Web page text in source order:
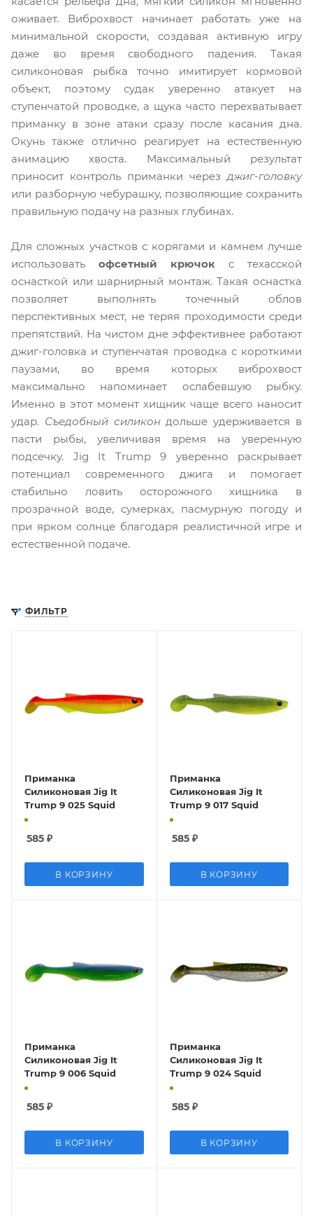
оживает. Виброхвост начинает работать уже на
минимальной скорости, создавая активную игру
даже во время свободного падения. Такая
силиконовая рыбка точно имитирует кормовой
объект, поэтому судак уверенно атакует на
ступенчатой проводке, а щука часто перехватывает
приманку в зоне атаки сразу после касания дна.
Окунь также отлично реагирует на естественную
анимацию хвоста. Максимальный результат
приносит контроль приманки через джиг-головку
или разборную чебурашку, позволяющие сохранить
правильную подачу на разных глубинах.
Для сложных участков с корягами и камнем лучше
использовать офсетный крючок с техасской
оснасткой или шарнирный монтаж. Такая оснастка
позволяет выполнять точечный облов
перспективных мест, не теряя проходимости среди
препятствий. На чистом дне эффективнее работают
джиг-головка и ступенчатая проводка с короткими
паузами, во время которых виброхвост
максимально напоминает ослабевшую рыбку.
Именно в этот момент хищник чаще всего наносит
удар. Съедобный силикондольше удерживается в
пасти рыбы, увеличивая время на уверенную
подсечку. Jig It Trump 9 уверенно раскрывает
потенциал современного джига и помогает
стабильно ловить осторожного хищника в
прозрачной воде, сумерках, пасмурную погоду и
при ярком солнце благодаря реалистичной игре и
естественной подаче.
ФИЛЬТР
Приманка
Силиконовая Jig It
Trump 9 025 Squid
585 ₽
В КОРЗИНУ
Приманка
Силиконовая Jig It
Trump 9 017 Squid
585₽
В КОРЗИНУ
Приманка
Силиконовая Jig It
Trump 9 006 Squid
585 ₽
В КОРЗИНУ
Приманка
Силиконовая Jig It
Trump 9 024 Squid
585₽
В КОРЗИНУ